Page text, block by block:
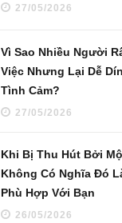
27/05/2026
Vì Sao Nhiều Người
Việc Nhưng Lại Dễ
Tình Cảm?
27/05/2026
Khi Bị Thu Hút Bởi
Không Có Nghĩa Đó
Phù Hợp Với Bạn
26/05/2026